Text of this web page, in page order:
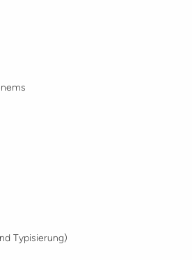
Typisierung)